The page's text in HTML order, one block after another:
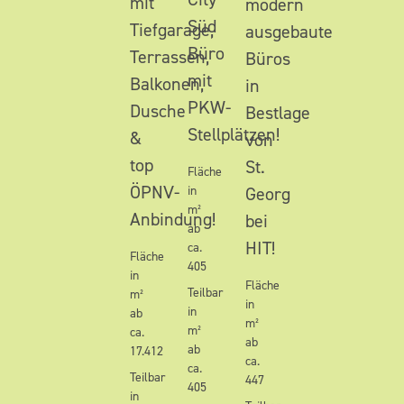
Tiefgarage,
Terrassen,
Balkonen,
Dusche
&
top
ÖPNV-
Anbindung!
Fläche
in
m²
ab
ca.
17.412
Teilbar
in
Süd
Büro
mit
PKW-
Stellplätzen!
Fläche
in
m²
ab
ca.
405
Teilbar
in
m²
ab
ca.
405
modern
ausgebaute
Büros
in
Bestlage
von
St.
Georg
bei
HIT!
Fläche
in
m²
ab
ca.
447